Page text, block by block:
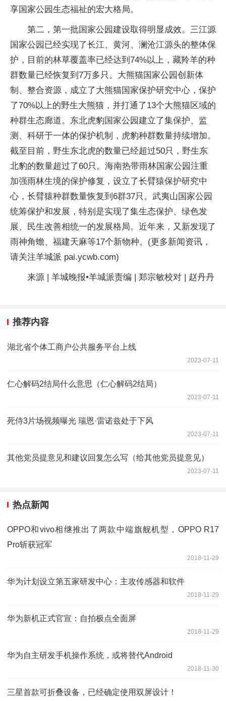
享国家公园生态福祉的宏大格局。
第二，第一批国家公园建设取得明显成效。三江源
国家公园已经实现了长江、黄河、澜沧江源头的整体保
护，目前的林草覆盖率已经达到74%以上，藏羚羊的种
群数量已经恢复到7万多只。大熊猫国家公园创新体
制、整合资源，成立了大熊猫国家保护研究中心，保护
了70%以上的野生大熊猫，并打通了13个大熊猫区域的
种群生态廊道。东北虎豹国家公园建立了集保护、监
测、科研于一体的保护机制，虎豹种群数量持续增加。
截至目前，野生东北虎的数量已经超过50只，野生东
北豹的数量超过了60只。海南热带雨林国家公园注重
加强雨林生境的保护修复，设立了长臂猿保护研究中
心，长臂猿种群数量恢复到6群37只。武夷山国家公园
统筹保护和发展，特别是实现了集生态保护、绿色发
展、民生改善相统一的发展格局。近年来，又新发现了
雨神角蟾、福建天麻等17个新物种。(更多新闻资讯，
请关注羊城派 pai.ycwb.com)
来源 | 羊城晚报•羊城派责编 | 郑宗敏校对 | 赵丹丹
推荐内容
湖北省个体工商户公共服务平台上线
2023-07-11
仁心解码2结局什么意思（仁心解码2结局）
2023-07-11
死侍3片场视频曝光 瑞恩·雷诺兹处于下风
2023-07-11
其他党员提意见和建议回复怎么写（给其他党员提意见）
2023-07-11
热点新闻
OPPO和vivo相继推出了两款中端旗舰机型，OPPO R17
Pro斩获冠军
2018-11-29
华为计划设立第五家研发中心：主攻传感器和软件
2018-11-29
华为新机正式官宣：自拍极点全面屏
2018-11-29
华为自主研发手机操作系统，或将替代Android
2018-11-30
三星首款可折叠设备，已经确定使用双屏设计！